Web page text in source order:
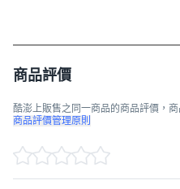
商品評價
酷澎上販售之同一商品的商品評價，
商品評價管理原則